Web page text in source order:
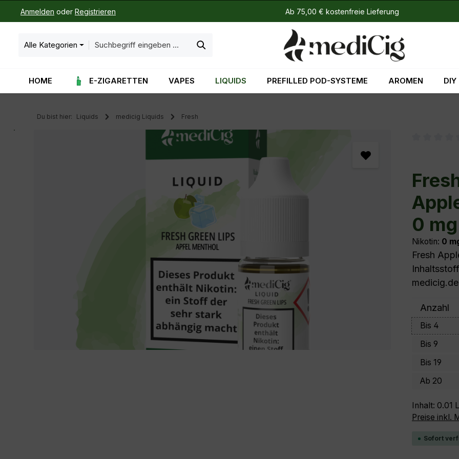
Hauptinhalt springen
Zur Suche springen
Zur Hauptnavigation springen
Anmelden oder Registrieren Ab 75,00 € kostenfreie Lieferung
Alle Kategorien
HOME E-ZIGARETTEN VAPES LIQUIDS PREFILLED POD-SYSTEME AROMEN DIY
Du bist hier: Liquids medicig Liquids Fresh
0
Nikotin: 0
Fresh
Anzahl
Bis 4
Bis 9
Bis 19
Ab 20
Inhalt: 0.01
Preise inkl.
Sofort